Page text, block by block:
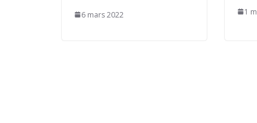
6 mars 2022 1